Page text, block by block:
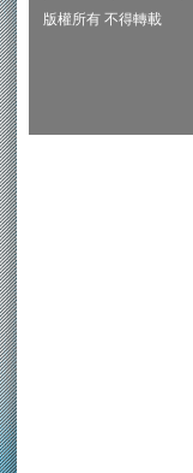
版權所有 不得轉載